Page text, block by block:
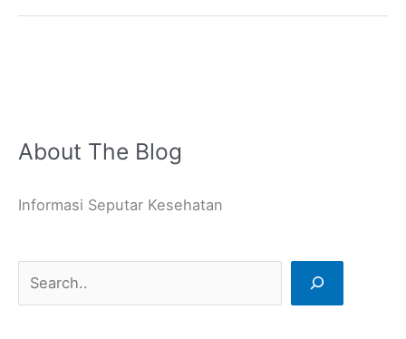
About The Blog
Informasi Seputar Kesehatan
C
r